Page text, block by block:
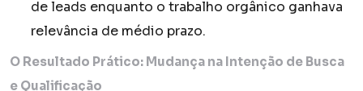
de leads enquanto o trabalho orgânico ganhava
relevância de médio prazo.
O Resultado Prático: Mudança na Intenção de Busca
e Qualificação